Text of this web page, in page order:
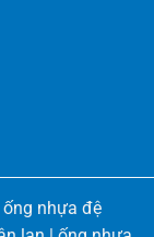
ống nhựa đệ